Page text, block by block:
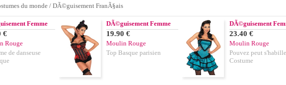
du monde/ DÃ©guisement FranÃ§ais
Femme
€
Rouge
de danseuse
DÃ©guisement Femme
19.90 €
Moulin Rouge
Top Basque parisien
DÃ©guisement
23.40 €
Moulin Rouge
Pouvez peut
Costume